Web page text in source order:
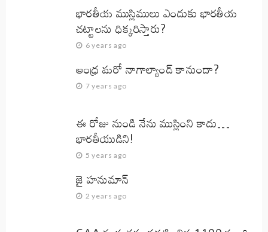
భారతీయ ముస్లిములు ఎందుకు భారతీయ
చట్టాలను ధిక్కరిస్తారు?
6 years ago
ఆంధ్ర మరో నాగాల్యాండ్ కానుందా?
7 years ago
ఈ రోజు నుండి నేను ముస్లింని కాదు…
భారతీయుడిని!
5 years ago
జై హనుమాన్‌
2 years ago